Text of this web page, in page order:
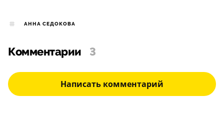
АННА СЕДОКОВА
Комментарии 3
Написать комментарий